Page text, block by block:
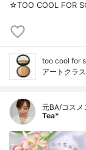
☆TOO COOL FOR
too cool for
アートクラ
元BA/コスメ
Tea*